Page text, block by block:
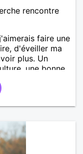
rencontre
faire une
d'éveiller ma
plus. Un
une bonne